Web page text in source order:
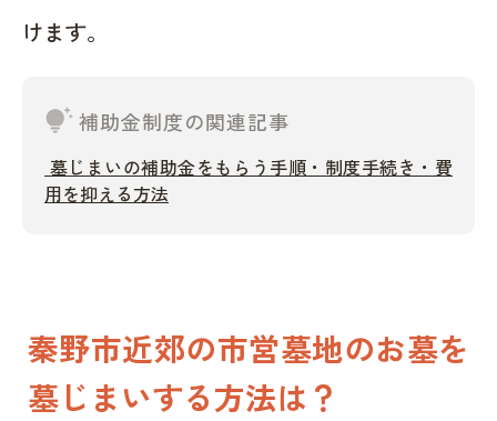
けます。
tips_and_updates補助金制度の関連記事
墓じまいの補助金をもらう手順・制度手続き・費
用を抑える方法
秦野市近郊の市営墓地のお墓を
墓じまいする方法は？